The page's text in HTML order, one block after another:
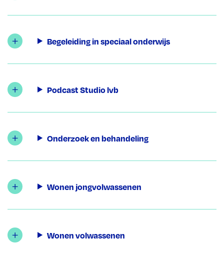
Begeleiding in speciaal onderwijs
Podcast Studio lvb
Onderzoek en behandeling
Wonen jongvolwassenen
Wonen volwassenen